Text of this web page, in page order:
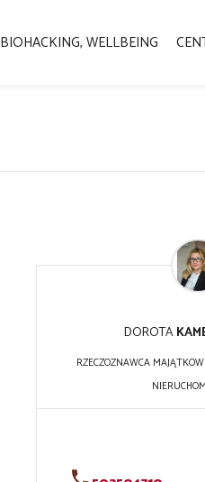
BIOHACKING, WELLBEING
DOROTA
RZECZOZNAWCA